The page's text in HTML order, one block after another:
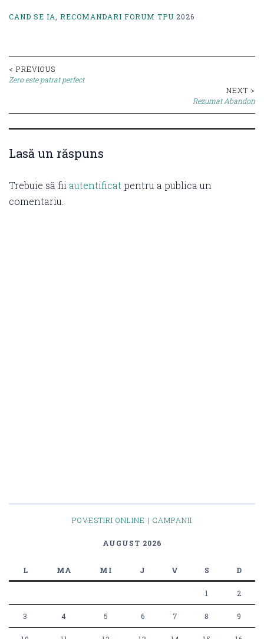
CAND SE IA RECOMANDARI FORUM TPU 2026
Post
< PREVIOUS
Zero este patrat perfect
NEXT >
Rezumat Abandon
Lasă un răspuns
Trebuie să fii autentificat pentru a publica un
comentariu.
POVESTIRI ONLINE | CAMPANII
AUGUST 2026
L MA MI J V S D
1 2
3 4 5 6 7 8 9